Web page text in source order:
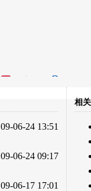
转发至：
09-06-24 13:51
09-06-24 09:17
09-06-17 17:01
相